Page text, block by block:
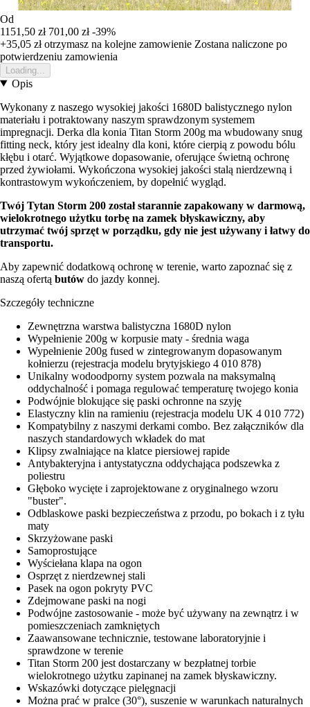
Od
1151,50 zł 701,00 zł -39%
+35,05 złotrzymasz na kolejne zamowienie Zostana naliczone po
potwierdzeniu zamowienia
Loading...
Opis
Wykonany z naszego wysokiej jakości 1680D balistycznego nylon
materiału i potraktowany naszym sprawdzonym systemem
impregnacji. Derka dla konia Titan Storm 200g ma wbudowany snug
fitting neck, który jest idealny dla koni, które cierpią z powodu bólu
kłębu i otarć. Wyjątkowe dopasowanie, oferujące świetną ochronę
przed żywiołami. Wykończona wysokiej jakości stalą nierdzewną i
kontrastowym wykończeniem, by dopełnić wygląd.
Twój Tytan Storm 200 został starannie zapakowany w darmową,
wielokrotnego użytku torbę na zamek błyskawiczny, aby
utrzymać twój sprzęt w porządku, gdy nie jest używany i łatwy do
transportu.
Aby zapewnić dodatkową ochronę w terenie, warto zapoznać się z
naszą ofertą butów do jazdy konnej.
Szczegóły techniczne
Zewnętrzna warstwa balistyczna 1680D nylon
Wypełnienie 200g w korpusie maty - średnia waga
Wypełnienie 200g fused w zintegrowanym dopasowanym
kołnierzu (rejestracja modelu brytyjskiego 4 010 878)
Unikalny wodoodporny system pozwala na maksymalną
oddychalność i pomaga regulować temperaturę twojego konia
Podwójnie blokujące się paski ochronne na szyję
Elastyczny klin na ramieniu (rejestracja modelu UK 4 010 772)
Kompatybilny z naszymi derkami combo. Bez załączników dla
naszych standardowych wkładek do mat
Klipsy zwalniające na klatce piersiowej rapide
Antybakteryjna i antystatyczna oddychająca podszewka z
poliestru
Głęboko wycięte i zaprojektowane z oryginalnego wzoru
"buster".
Odblaskowe paski bezpieczeństwa z przodu, po bokach i z tyłu
maty
Skrzyżowane paski
Samoprostujące
Wyściełana klapa na ogon
Osprzęt z nierdzewnej stali
Pasek na ogon pokryty PVC
Zdejmowane paski na nogi
Podwójne zastosowanie - może być używany na zewnątrz i w
pomieszczeniach zamkniętych
Zaawansowane technicznie, testowane laboratoryjnie i
sprawdzone w terenie
Titan Storm 200 jest dostarczany w bezpłatnej torbie
wielokrotnego użytku zapinanej na zamek błyskawiczny.
Wskazówki dotyczące pielęgnacji
Można prać w pralce (30°), suszenie w warunkach naturalnych